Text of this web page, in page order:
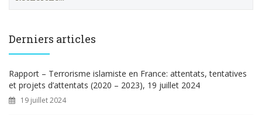
e
h
e
r
Derniers articles
Rapport – Terrorisme islamiste en France: attentats, tentatives
et projets d’attentats (2020 – 2023), 19 juillet 2024
19 juillet 2024